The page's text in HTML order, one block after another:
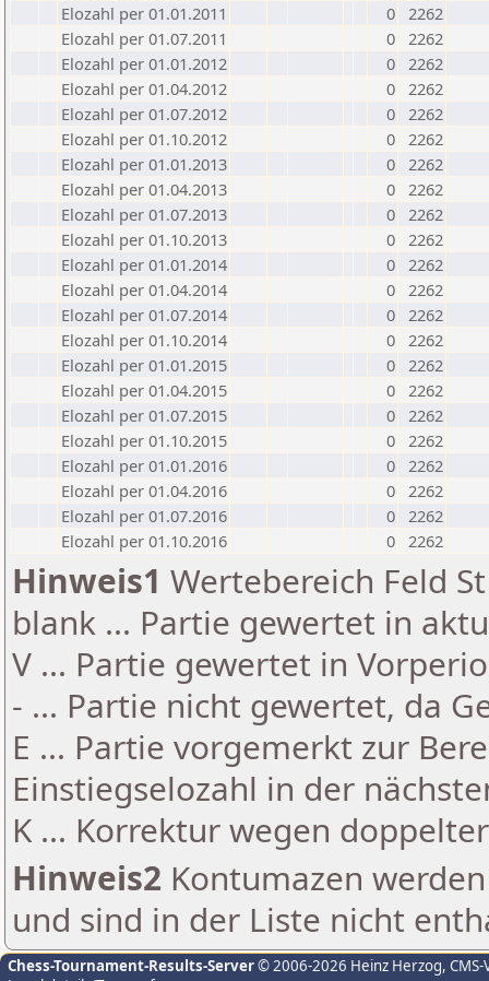
Elozahl per 01.01.2011
0 2262
Elozahl per 01.07.2011
0 2262
Elozahl per 01.01.2012
0 2262
Elozahl per 01.04.2012
0 2262
Elozahl per 01.07.2012
0 2262
Elozahl per 01.10.2012
0 2262
Elozahl per 01.01.2013
0 2262
Elozahl per 01.04.2013
0 2262
Elozahl per 01.07.2013
0 2262
Elozahl per 01.10.2013
0 2262
Elozahl per 01.01.2014
0 2262
Elozahl per 01.04.2014
0 2262
Elozahl per 01.07.2014
0 2262
Elozahl per 01.10.2014
0 2262
Elozahl per 01.01.2015
0 2262
Elozahl per 01.04.2015
0 2262
Elozahl per 01.07.2015
0 2262
Elozahl per 01.10.2015
0 2262
Elozahl per 01.01.2016
0 2262
Elozahl per 01.04.2016
0 2262
Elozahl per 01.07.2016
0 2262
Elozahl per 01.10.2016
0 2262
Hinweis1 Wertebereich Feld
blank ... Partie gewertet in
V ... Partie gewertet in
- ... Partie nicht gewertet, da
E ... Partie vorgemerkt zur
Einstiegselozahl in der
K ... Korrektur wegen
Hinweis2 Kontumazen
und sind in der Liste nicht
Chess-Tournament-Results-Server© 2006-2026 Heinz Herzog,